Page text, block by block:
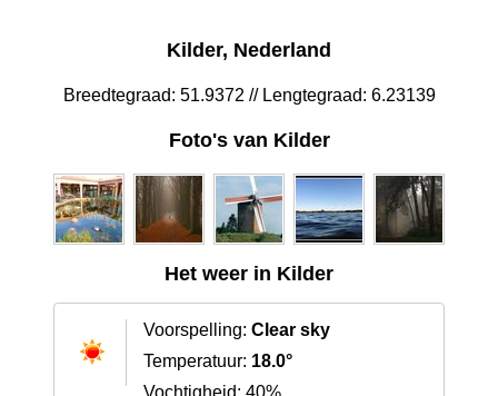
Kilder, Nederland
Breedtegraad: 51.9372 // Lengtegraad: 6.23139
Foto's van Kilder
Het weer in Kilder
Voorspelling: Clear sky
Temperatuur: 18.0°